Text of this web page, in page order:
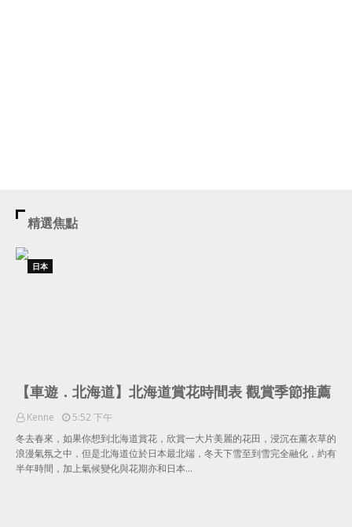
精選焦點
日本
【車遊．北海道】北海道賞花時間表 觀賞季節推薦
Kenne
5:52 下午
冬去春來，如果你想到北海道賞花，欣賞一大片美麗的花田，浸沉在薰衣草的
浪漫氣氛之中，但是北海道位於日本最北端，冬天下雪至到雪完全融化，約有
半年時間，加上氣候變化與花期亦和日本…